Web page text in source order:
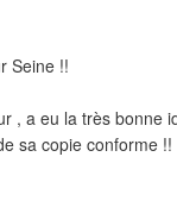
Seine !!
, a eu la très bonne
sa copie conforme !!